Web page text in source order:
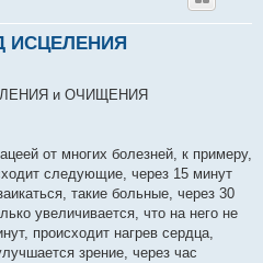
ИСЦЕЛЕНИЯ
и ОЧИЩЕНИЯ
от многих болезней, к примеру,
следующие, через 15 минут
такие больные, через 30
увеличивается, что на него не
происходит нагрев сердца,
зрение, через час